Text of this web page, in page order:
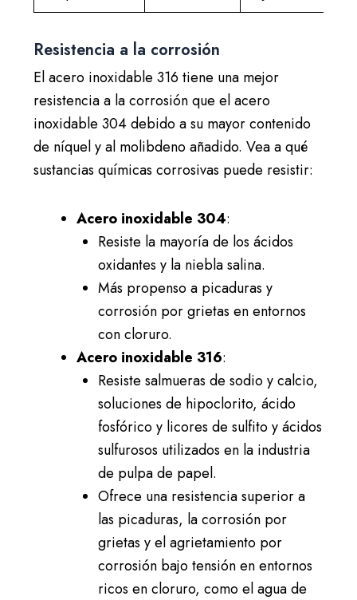
Resistencia a la corrosión
El acero inoxidable 316 tiene una mejor
resistencia a la corrosión que el acero
inoxidable 304 debido a su mayor contenido
de níquel y al molibdeno añadido. Vea a qué
sustancias químicas corrosivas puede resistir:
Acero inoxidable 304:
Resiste la mayoría de los ácidos
oxidantes y la niebla salina.
Más propenso a picaduras y
corrosión por grietas en entornos
con cloruro.
Acero inoxidable 316:
Resiste salmueras de sodio y calcio,
soluciones de hipoclorito, ácido
fosfórico y licores de sulfito y ácidos
sulfurosos utilizados en la industria
de pulpa de papel.
Ofrece una resistencia superior a
las picaduras, la corrosión por
grietas y el agrietamiento por
corrosión bajo tensión en entornos
ricos en cloruro, como el agua de